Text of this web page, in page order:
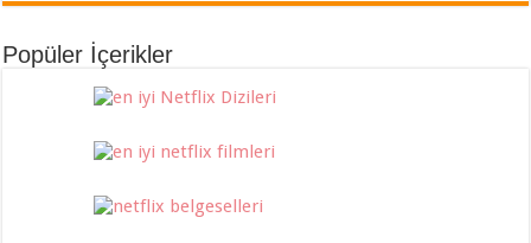
Popüler İçerikler